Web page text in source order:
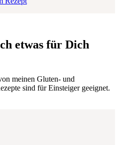
etwas für Dich
meinen Gluten- und
sind für Einsteiger geeignet.